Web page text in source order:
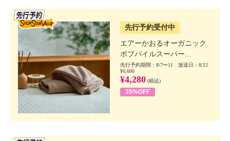
先行予約受付中
エアーかおるオーガニック
ボブパイルスーパー...
先行予約期間：8/7〜11 放送日：8/12
¥6,600
¥4,280 (税込)
35%OFF